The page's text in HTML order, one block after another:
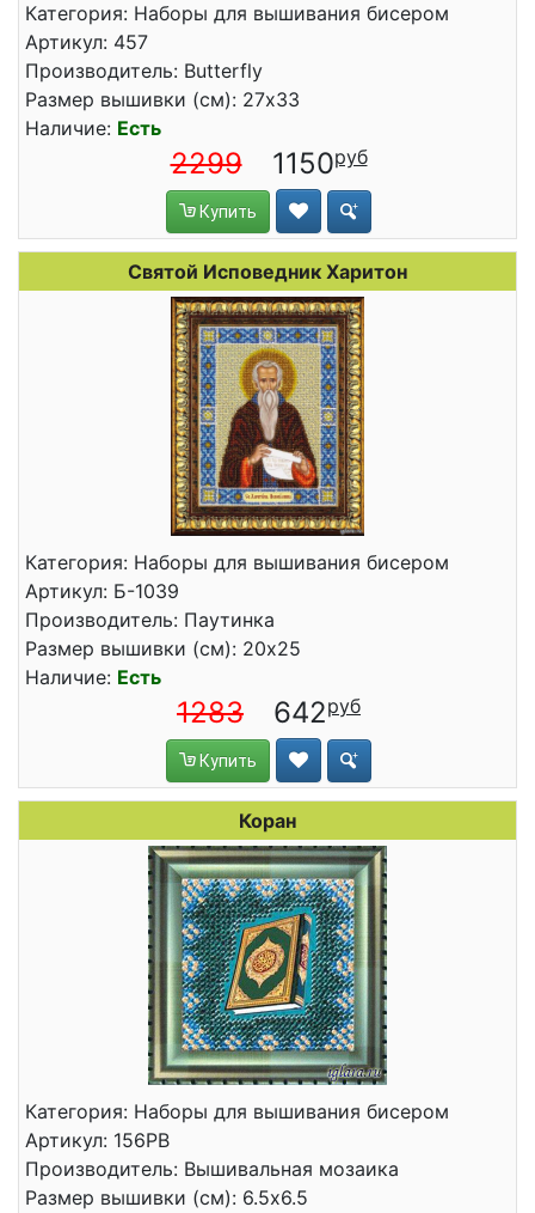
Категория: Наборы для вышивания бисером
Артикул: 457
Производитель: Butterfly
Размер вышивки (см): 27x33
Наличие: Есть
2299 1150
Купить
Святой Исповедник Харитон
Категория: Наборы для вышивания бисером
Артикул: Б-1039
Производитель: Паутинка
Размер вышивки (см): 20x25
Наличие: Есть
1283 642
Купить
Коран
Категория: Наборы для вышивания бисером
Артикул: 156РВ
Производитель: Вышивальная мозаика
Размер вышивки (см): 6.5x6.5